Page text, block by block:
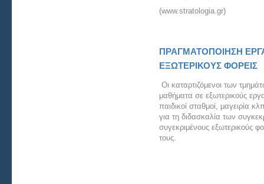
(www.stratologia.gr)
ΠΡΑΓΜΑΤΟΠΟΙΗΣΗ
ΕΞΩΤΕΡΙΚΟΥΣ ΦΟΡΕΙΣ
Οι καταρτιζόμενοι των
μαθήματα σε εξωτερικούς
παιδικοί σταθμοί, μαγειρία
για τη διδασκαλία των
συγεκριμένους εξωτερικούς
τους.